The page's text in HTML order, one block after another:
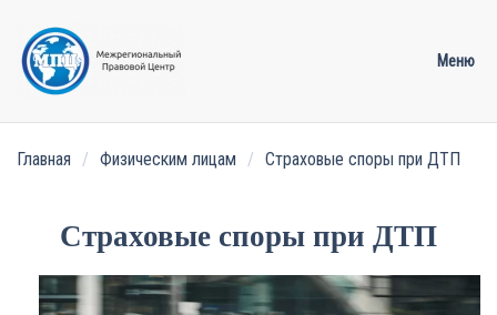
Перейти к содержимому Меню
Главная Физическим лицам Страховые споры при ДТП
Страховые споры при ДТП